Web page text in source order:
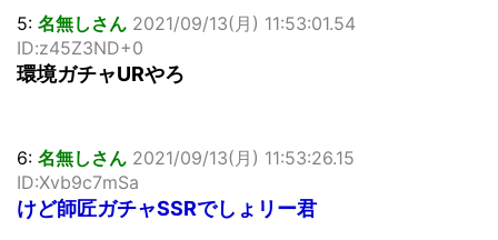
5: 名無しさん 2021/09/13(月) 11:53:01.54
ID:z45Z3ND+0
環境ガチャURやろ
6: 名無しさん 2021/09/13(月) 11:53:26.15
ID:Xvb9c7mSa
けど師匠ガチャSSRでしょリー君